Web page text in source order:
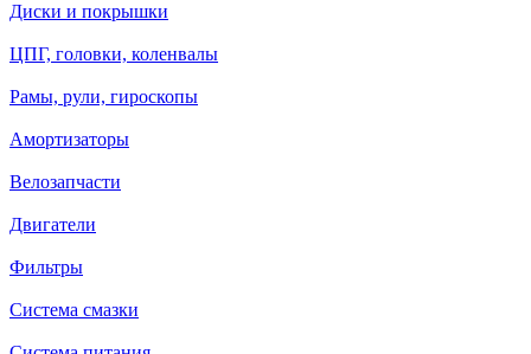
Диски и покрышки
ЦПГ, головки, коленвалы
Рамы, рули, гироскопы
Амортизаторы
Велозапчасти
Двигатели
Фильтры
Система смазки